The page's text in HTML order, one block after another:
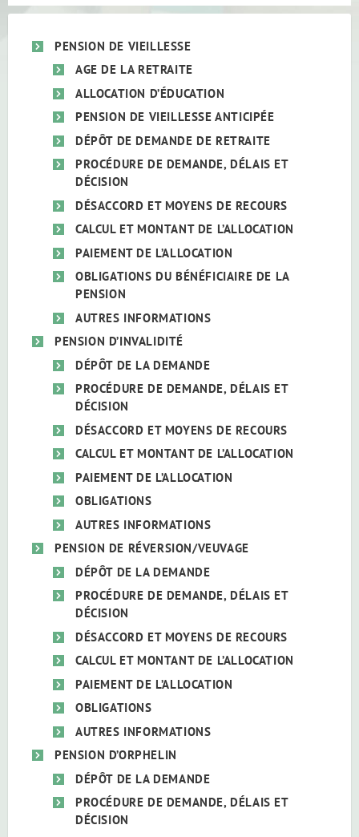
PENSION DE VIEILLESSE
AGE DE LA RETRAITE
ALLOCATION D’ÉDUCATION
PENSION DE VIEILLESSE ANTICIPÉE
DÉPÔT DE DEMANDE DE RETRAITE
PROCÉDURE DE DEMANDE, DÉLAIS ET
DÉCISION
DÉSACCORD ET MOYENS DE RECOURS
CALCUL ET MONTANT DE L’ALLOCATION
PAIEMENT DE L’ALLOCATION
OBLIGATIONS DU BÉNÉFICIAIRE DE LA
PENSION
AUTRES INFORMATIONS
PENSION D’INVALIDITÉ
DÉPÔT DE LA DEMANDE
PROCÉDURE DE DEMANDE, DÉLAIS ET
DÉCISION
DÉSACCORD ET MOYENS DE RECOURS
CALCUL ET MONTANT DE L’ALLOCATION
PAIEMENT DE L’ALLOCATION
OBLIGATIONS
AUTRES INFORMATIONS
PENSION DE RÉVERSION/VEUVAGE
DÉPÔT DE LA DEMANDE
PROCÉDURE DE DEMANDE, DÉLAIS ET
DÉCISION
DÉSACCORD ET MOYENS DE RECOURS
CALCUL ET MONTANT DE L’ALLOCATION
PAIEMENT DE L’ALLOCATION
OBLIGATIONS
AUTRES INFORMATIONS
PENSION D’ORPHELIN
DÉPÔT DE LA DEMANDE
PROCÉDURE DE DEMANDE, DÉLAIS ET
DÉCISION